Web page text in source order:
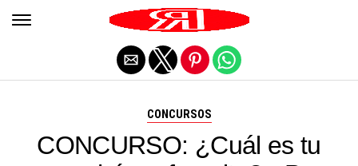
CONCURSOS
CONCURSO: ¿Cuál es tu
Salir de la versión móvil